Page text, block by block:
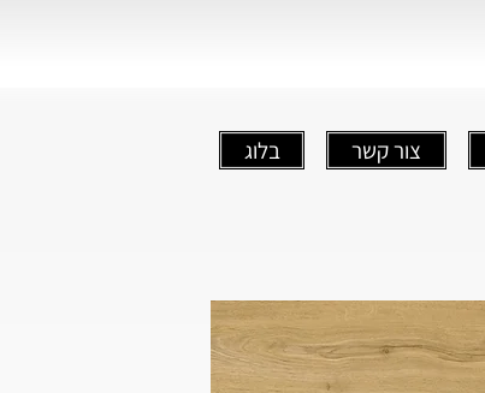
צור קשר בלוג